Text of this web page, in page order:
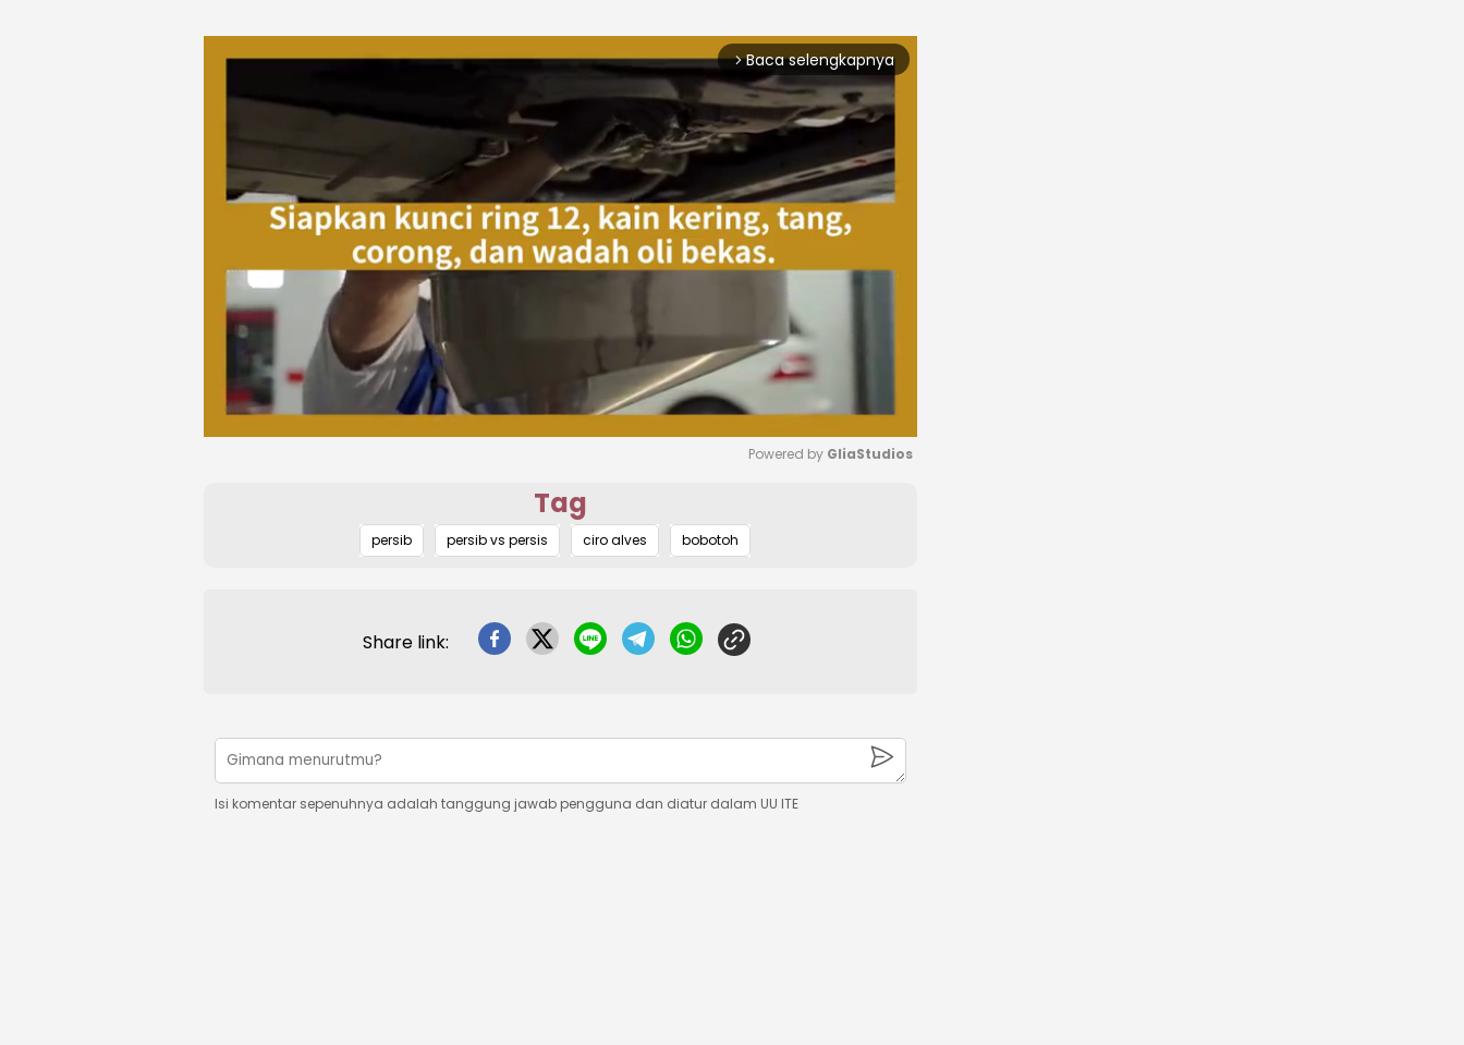
arrow_forward_ios Baca selengkapnya
Powered by GliaStudios
Tag
persib persib vs persis ciro alves bobotoh
Share link:
Isi komentar sepenuhnya adalah tanggung jawab pengguna dan diatur dalam UU ITE